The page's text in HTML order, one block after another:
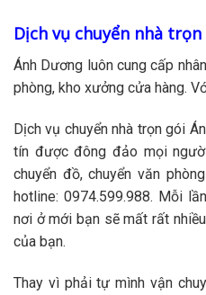
Dịch vụ chuyển nhà
Ánh Dương luôn cung cấp
phòng, kho xưởng cửa hàng.
Dịch vụ chuyển nhà trọn gói
tín được đông đảo mọi
chuyển đồ, chuyển văn
hotline: 0974.599.988. Mỗi
nơi ở mới bạn sẽ mất rất
của bạn.
Thay vì phải tự mình vận